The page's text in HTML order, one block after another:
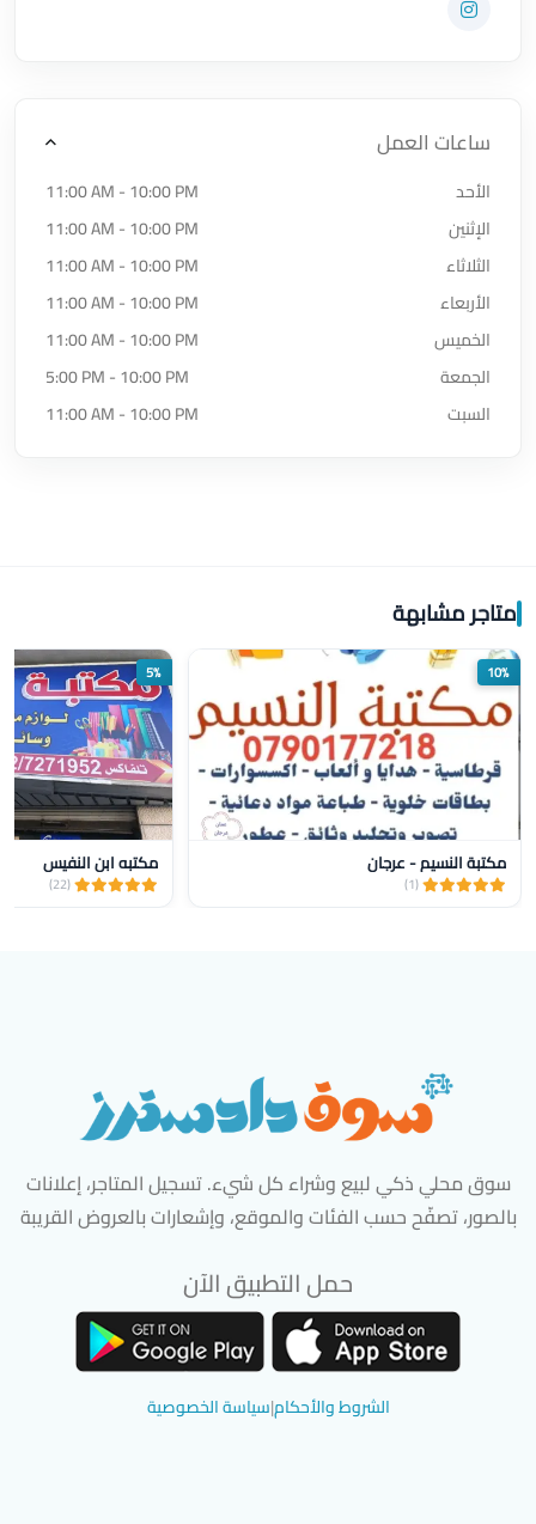
زيارة حساب المتجر على Instagram
ساعات العمل
الأحد
11:00 AM - 10:00 PM
الإثنين
11:00 AM - 10:00 PM
الثلاثاء
11:00 AM - 10:00 PM
الأربعاء
11:00 AM - 10:00 PM
الخميس
11:00 AM - 10:00 PM
الجمعة
5:00 PM - 10:00 PM
السبت
11:00 AM - 10:00 PM
متاجر مشابهة
10%
مكتبة النسيم - عرجان
(1)
5%
مكتبه ابن النفيس
(22)
سوق محلي ذكي لبيع وشراء كل شيء. تسجيل المتاجر، إعلانات
بالصور، تصفّح حسب الفئات والموقع، وإشعارات بالعروض القريبة
حمل التطبيق الآن
الشروط والأحكام|سياسة الخصوصية